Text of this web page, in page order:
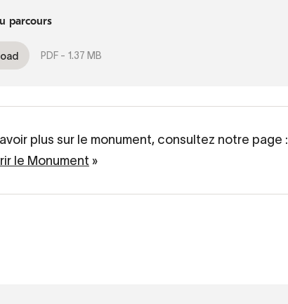
parcours
PDF - 1.37 MB
plus sur le monument, consultez notre page :
le Monument »